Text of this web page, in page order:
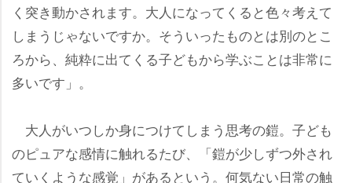
く突き動かされます。大人になってくると色々考えて
しまうじゃないですか。そういったものとは別のとこ
ろから、純粋に出てくる子どもから学ぶことは非常に
多いです」。
大人がいつしか身につけてしまう思考の鎧。子ども
のピュアな感情に触れるたび、「鎧が少しずつ外され
ていくような感覚」があるという。何気ない日常の触